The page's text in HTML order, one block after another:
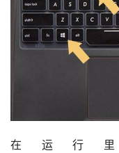
在运行